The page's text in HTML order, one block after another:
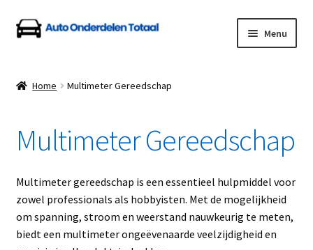
Ga
door
navigatie
Ga
naar
inhoud
Menu
Auto Onderdelen Shop
Betalen en Verzenden
Blog
Home Multimeter Gereedschap
Multimeter Gereedschap
Multimeter gereedschap is een essentieel hulpmiddel voor
zowel professionals als hobbyisten. Met de mogelijkheid
om spanning, stroom en weerstand nauwkeurig te meten,
biedt een multimeter ongeëvenaarde veelzijdigheid en